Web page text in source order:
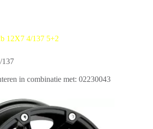
12X7 4/137 5+2
137
in combinatie met: 02230043